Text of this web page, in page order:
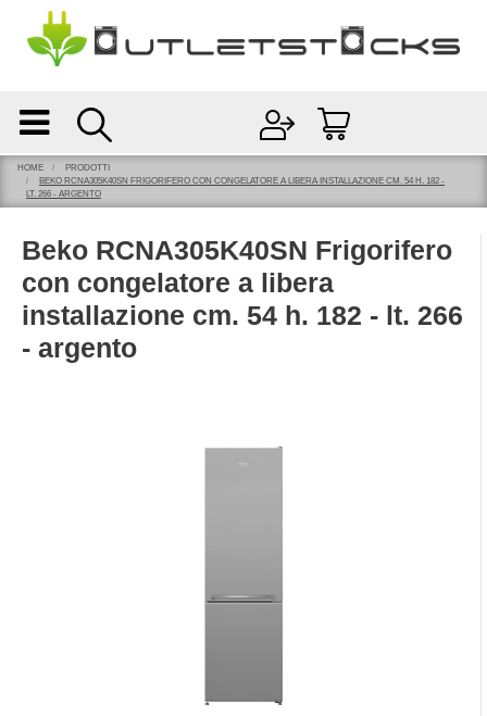
Open menu
HOME
PRODOTTI
BEKO RCNA305K40SN FRIGORIFERO CON CONGELATORE A LIBERA INSTALLAZIONE CM. 54 H. 182 -
LT. 266 - ARGENTO
Beko RCNA305K40SN Frigorifero
con congelatore a libera
installazione cm. 54 h. 182 - lt. 266
- argento